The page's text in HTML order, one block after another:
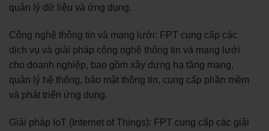
quản lý dữ liệu và ứng dụng.
Công nghệ thông tin và mạng lưới: FPT cung cấp các
dịch vụ và giải pháp công nghệ thông tin và mạng lưới
cho doanh nghiệp, bao gồm xây dựng hạ tầng mạng,
quản lý hệ thống, bảo mật thông tin, cung cấp phần mềm
và phát triển ứng dụng.
Giải pháp IoT (Internet of Things): FPT cung cấp các giải